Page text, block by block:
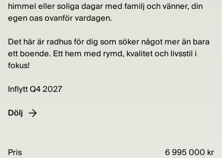
himmel eller soliga dagar med familj och vänner, din
egen oas ovanför vardagen.
Det här är radhus för dig som söker något mer än bara
ett boende. Ett hem med rymd, kvalitet och livsstil i
fokus!
Inflytt Q4 2027
Dölj
Pris 6 995 000 kr